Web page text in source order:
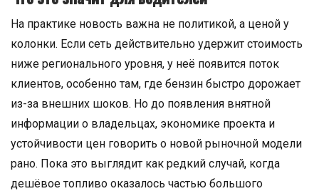
На практике новость важна не политикой, а ценой у
колонки. Если сеть действительно удержит стоимость
ниже регионального уровня, у неё появится поток
клиентов, особенно там, где бензин быстро дорожает
из-за внешних шоков. Но до появления внятной
информации о владельцах, экономике проекта и
устойчивости цен говорить о новой рыночной модели
рано. Пока это выглядит как редкий случай, когда
дешёвое топливо оказалось частью большого